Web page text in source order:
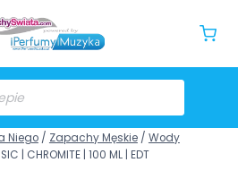
Niego / Zapachy Męskie / Wody
| CHROMITE | 100 ML | EDT